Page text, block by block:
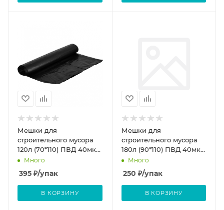
Мешки для
строительного мусора
120л (70*110) ПВД 40мкм
(черные) 25 шт.рулон
Много
395 ₽/упак
В КОРЗИНУ
Мешки для
строительного мусора
180л (90*110) ПВД 40мкм
(черные) 10 шт.рулон
Много
250 ₽/упак
В КОРЗИНУ